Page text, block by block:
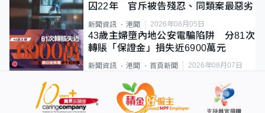
囚22年 官斥被告殘忍、同類案最惡劣
新聞資訊 港聞 2026年08月05日
43歲主婦墮內地公安電騙陷阱 分81次
轉賬「保證金」損失近6900萬元
新聞資訊 港聞 首頁新聞 2026年08月07日